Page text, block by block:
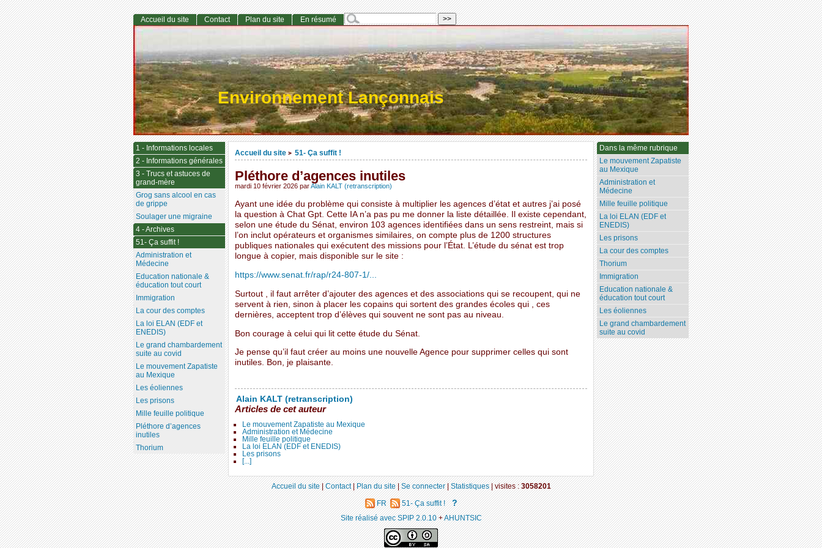
Environnement Lançonnais
Accueil du site > 51- Ça suffit !
Pléthore d’agences inutiles
mardi 10 février 2026 parAlain KALT (retranscription)
Ayant une idée du problème qui consiste à multiplier les agences d’état et autres j’ai posé
la question à Chat Gpt. Cette IA n’a pas pu me donner la liste détaillée. Il existe cependant,
selon une étude du Sénat, environ 103 agences identifiées dans un sens restreint, mais si
l’on inclut opérateurs et organismes similaires, on compte plus de 1200 structures
publiques nationales qui exécutent des missions pour l’État. L’étude du sénat est trop
longue à copier, mais disponible sur le site :
https://www.senat.fr/rap/r24-807-1/...
Surtout , il faut arrêter d’ajouter des agences et des associations qui se recoupent, qui ne
servent à rien, sinon à placer les copains qui sortent des grandes écoles qui , ces
dernières, acceptent trop d’élèves qui souvent ne sont pas au niveau.
Bon courage à celui qui lit cette étude du Sénat.
Je pense qu’il faut créer au moins une nouvelle Agence pour supprimer celles qui sont
inutiles. Bon, je plaisante.
Alain KALT (retranscription)
Articles de cet auteur
Le mouvement Zapatiste au Mexique
Administration et Médecine
Mille feuille politique
La loi ELAN (EDF et ENEDIS)
Les prisons
[...]
Dans la même rubrique
Le mouvement Zapatiste
au Mexique
Administration et
Médecine
Mille feuille politique
La loi ELAN (EDF et
ENEDIS)
Les prisons
La cour des comptes
Thorium
Immigration
Education nationale &
éducation tout court
Les éoliennes
Le grand chambardement
suite au covid
Accueil du site Contact Plan du site En résumé
1 - Informations locales
2 - Informations générales
3 - Trucs et astuces de
grand-mère
Grog sans alcool en cas
de grippe
Soulager une migraine
4 - Archives
51- Ça suffit !
Administration et
Médecine
Education nationale &
éducation tout court
Immigration
La cour des comptes
La loi ELAN (EDF et
ENEDIS)
Le grand chambardement
suite au covid
Le mouvement Zapatiste
au Mexique
Les éoliennes
Les prisons
Mille feuille politique
Pléthore d’agences
inutiles
Thorium
Accueil du site|Contact|Plan du site|Se connecter|Statistiques|visites :3058201
FR 51- Ça suffit ! ?
Site réalisé avec SPIP 2.0.10+AHUNTSIC